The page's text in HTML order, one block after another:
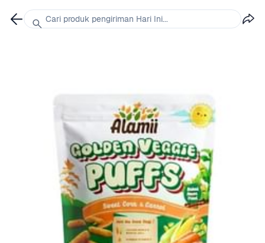
Cari produk pengiriman Hari Ini...